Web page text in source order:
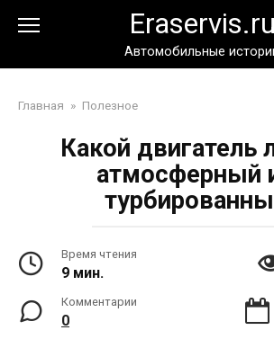
Eraservis.ru
Автомобильные
Главная » Полезное
Какой двигатель
атмосферный
Время чтения
9 мин.
Комментарии
0